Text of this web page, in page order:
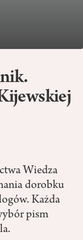
Wiedza
dorobku
Każda
pism